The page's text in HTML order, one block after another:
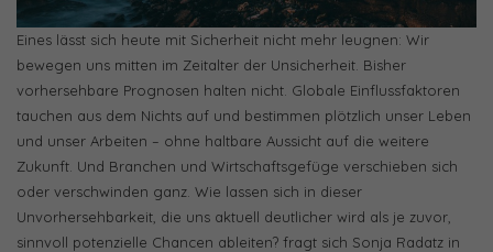
Eines lässt sich heute mit Sicherheit nicht mehr leugnen: Wir
bewegen uns mitten im Zeitalter der Unsicherheit. Bisher
vorhersehbare Prognosen halten nicht. Globale Einflussfaktoren
tauchen aus dem Nichts auf und bestimmen plötzlich unser Leben
und unser Arbeiten – ohne haltbare Aussicht auf die weitere
Zukunft. Und Branchen und Wirtschaftsgefüge verschieben sich
oder verschwinden ganz. Wie lassen sich in dieser
Unvorhersehbarkeit, die uns aktuell deutlicher wird als je zuvor,
sinnvoll potenzielle Chancen ableiten? fragt sich Sonja Radatz in